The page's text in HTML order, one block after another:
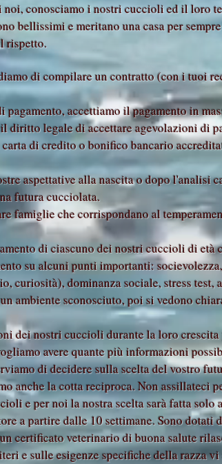
conosciamo i nostri cuccioli ed il loro
bellissimi e meritano una casa per
rispetto.
di compilare un contratto (con i tuoi
accettiamo il pagamento in
diritto legale di accettare agevolazioni di
di credito o bonifico bancario
aspettative alla nascita o dopo
futura cucciolata.
famiglie che corrispondano al
di ciascuno dei nostri cuccioli di età
su alcuni punti importanti:
curiosità), dominanza sociale, stress
ambiente sconosciuto, poi si vedono
dei nostri cuccioli durante la loro
avere quante più informazioni
di decidere sulla scelta del vostro
anche la cotta reciproca. Non assillateci
e per noi la nostra scelta sarà fatta solo
a partire dalle 10 settimane. Sono
certificato veterinario di buona salute
e sulle esigenze specifiche della razza